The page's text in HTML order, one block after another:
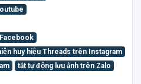
huy hiệu Threads trên Instagram
tắt tự động lưu ảnh trên Zalo